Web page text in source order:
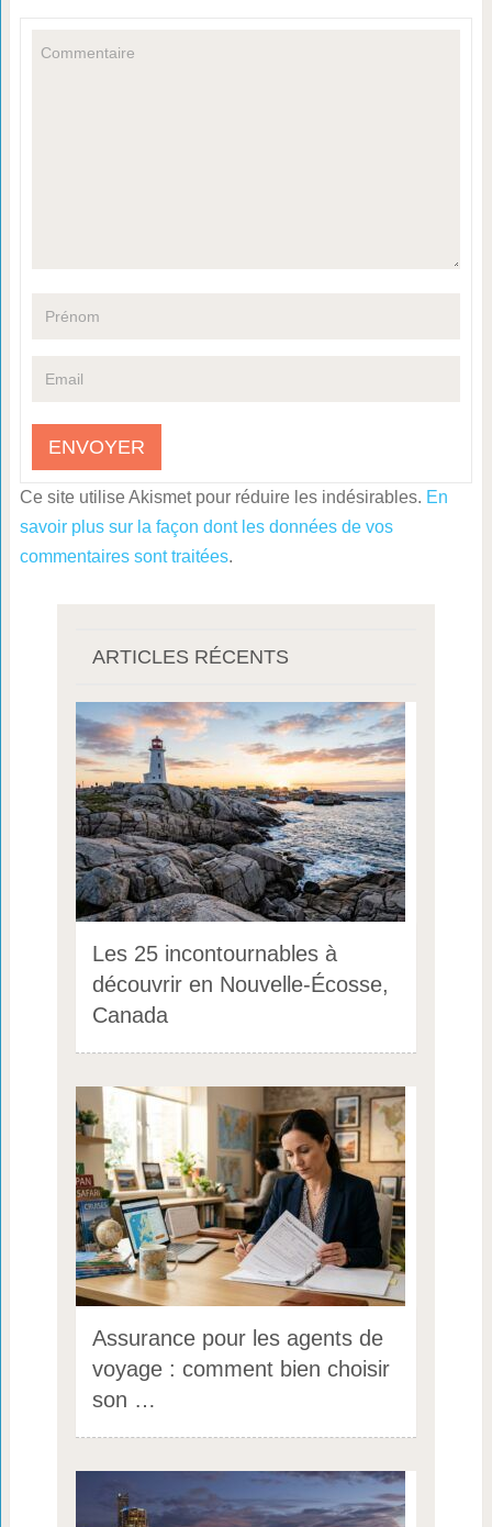
Ce site utilise Akismet pour réduire les indésirables. En
savoir plus sur la façon dont les données de vos
commentaires sont traitées.
ARTICLES RÉCENTS
Les 25 incontournables à
découvrir en Nouvelle-Écosse,
Canada
Assurance pour les agents de
voyage : comment bien choisir
son …